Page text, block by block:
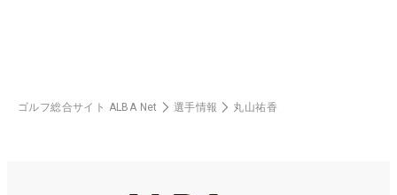
ゴルフ総合サイト ALBA Net 選手情報 丸山祐香